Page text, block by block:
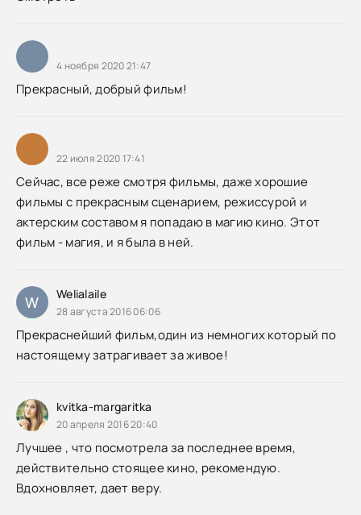
4 ноября 2020 21:47
Прекрасный, добрый фильм!
22 июля 2020 17:41
Сейчас, все реже смотря фильмы, даже хорошие
фильмы с прекрасным сценарием, режиссурой и
актерским составом я попадаю в магию кино. Этот
фильм - магия, и я была в ней.
W Welialaile
28 августа 2016 06:06
Прекраснейший фильм,один из немногих который по
настоящему затрагивает за живое!
kvitka-margaritka
20 апреля 2016 20:40
Лучшее , что посмотрела за последнее время,
действительно стоящее кино, рекомендую.
Вдохновляет, дает веру.